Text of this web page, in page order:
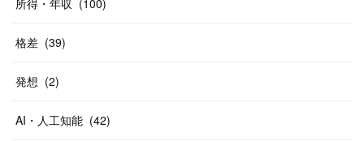
所得・年収 (100)
格差 (39)
発想 (2)
AI・人工知能 (42)